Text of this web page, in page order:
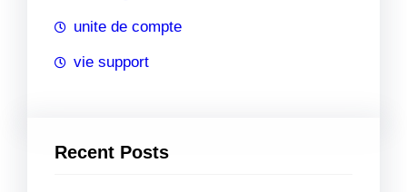
unite de compte
vie support
Recent Posts